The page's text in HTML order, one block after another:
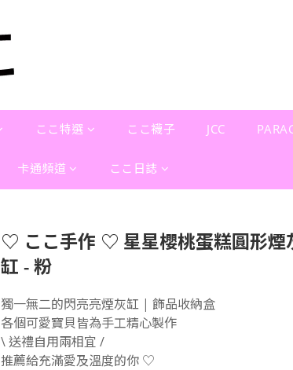
ここ特選 ここ襪子 JCC
卡通頻道 ここ日誌
♡ ここ手作 ♡ 星星櫻桃蛋糕圓形煙
缸 - 粉
獨一無二的閃亮亮煙灰缸 | 飾品收納盒
各個可愛寶貝皆為手工精心製作
\ 送禮自用兩相宜 /
推薦給充滿愛及溫度的你 ♡